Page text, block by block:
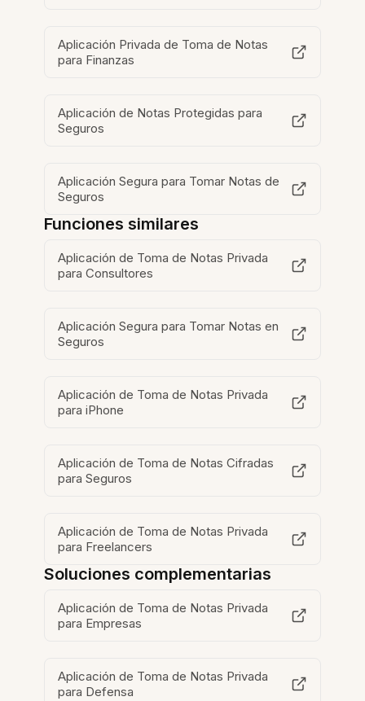
Aplicación Privada de Toma de Notas
para Finanzas
Aplicación de Notas Protegidas para
Seguros
Aplicación Segura para Tomar Notas de
Seguros
Funciones similares
Aplicación de Toma de Notas Privada
para Consultores
Aplicación Segura para Tomar Notas en
Seguros
Aplicación de Toma de Notas Privada
para iPhone
Aplicación de Toma de Notas Cifradas
para Seguros
Aplicación de Toma de Notas Privada
para Freelancers
Soluciones complementarias
Aplicación de Toma de Notas Privada
para Empresas
Aplicación de Toma de Notas Privada
para Defensa